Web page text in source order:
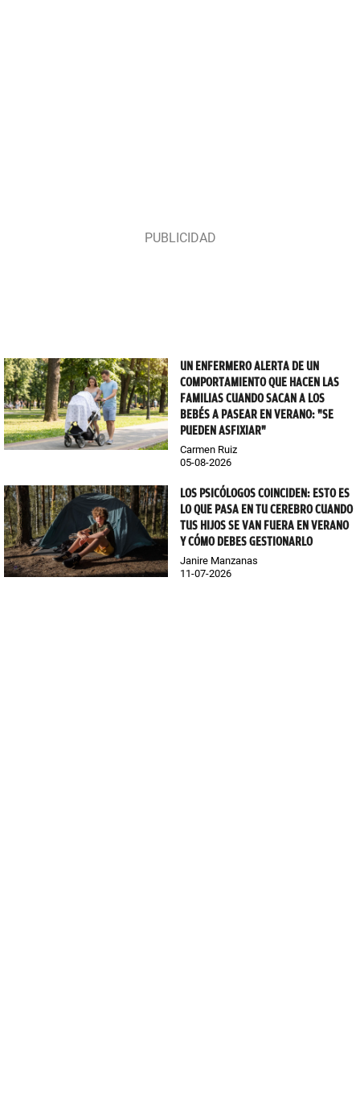
UN ENFERMERO ALERTA DE UN
COMPORTAMIENTO QUE HACEN LAS
FAMILIAS CUANDO SACAN A LOS
BEBÉS A PASEAR EN VERANO: "SE
PUEDEN ASFIXIAR"
Carmen Ruiz
05-08-2026
LOS PSICÓLOGOS COINCIDEN: ESTO ES
LO QUE PASA EN TU CEREBRO CUANDO
TUS HIJOS SE VAN FUERA EN VERANO
Y CÓMO DEBES GESTIONARLO
Janire Manzanas
11-07-2026